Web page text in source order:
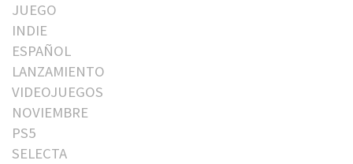
JUEGO
INDIE
ESPAÑOL
LANZAMIENTO
VIDEOJUEGOS
NOVIEMBRE
PS5
SELECTA